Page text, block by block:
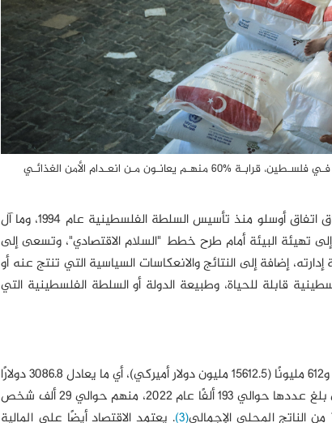
بحسب تقديرات عام 2022 هنـاك مـا يقـرب من 1.79 مليـون شـخص غيـر آمـن غذائيـا فـي فلسـطين، قرابـة %60 منهـم يعانـون مـن انعـدام الأمن الغذائـي
تهدف هذه الورقة إلى تحليل واقع الاقتصاد الفلسطيني وتحولاته في سياق اتفاق أوسلو منذ تأسيس السلطة الفلسطينية عام 1994، وما آل
تهيئة البيئة أمام طرح خطط "السلام الاقتصادي"، وتسعى إلى
إضافة إلى النتائج والانعكاسات السياسية التي تنتج عنه أو
قابلة للحياة، وطبيعة الدولة أو السلطة الفلسطينية التي
بلغ الناتج المحلي الإجمالي للاقتصاد الفلسطيني عام 2022 حوالي 15 مليارًا و612 مليونًا (15612.5 مليون دولار أميركي)، أي ما يعادل 3086.8 دولارًا
. يعتمد الاقتصاد على القوى العاملة الفلسطينية في إسرائيل، والتي بلغ عددها حوالي 193 ألفًا عام 2022، منهم حوالي 29 ألف شخص
(3) . يعتمد الاقتصاد أيضًا على المالية